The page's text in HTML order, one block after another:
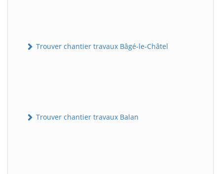
Trouver chantier travaux Bâgé-le-Châtel
Trouver chantier travaux Balan